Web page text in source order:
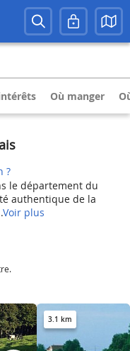
Où manger
?
le département du
authentique de la
Voir plus
3.1 km